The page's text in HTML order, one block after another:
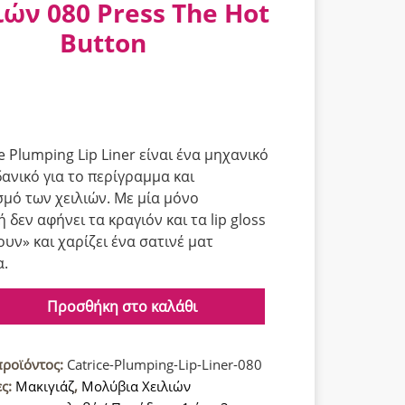
080 Press The Hot
Button
Plumping Lip Liner είναι ένα μηχανικό
για το περίγραμμα και
των χειλιών. Με μία μόνο
αφήνει τα κραγιόν και τα lip gloss
και χαρίζει ένα σατινέ ματ
Προσθήκη στο καλάθι
Catrice-Plumping-Lip-Liner-080
Μακιγιάζ, Μολύβια Χειλιών